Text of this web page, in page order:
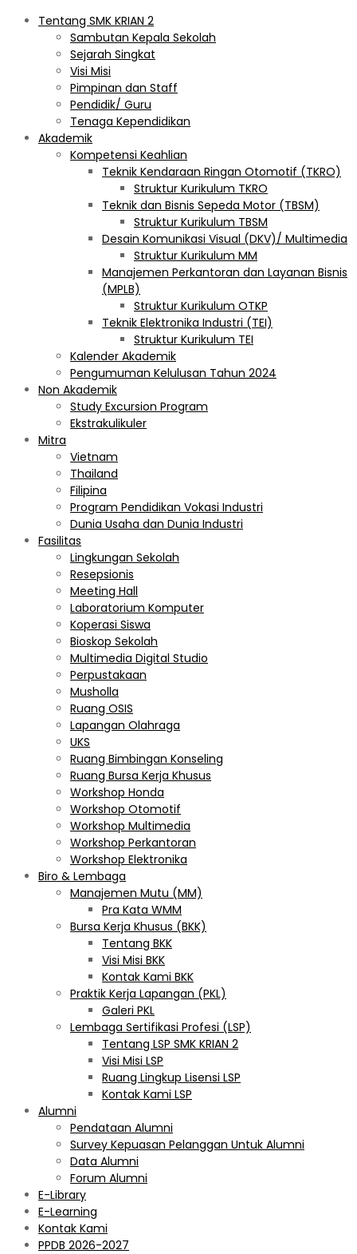
Tentang SMK KRIAN 2
Sambutan Kepala Sekolah
Sejarah Singkat
Visi Misi
Pimpinan dan Staff
Pendidik/ Guru
Tenaga Kependidikan
Akademik
Kompetensi Keahlian
Teknik Kendaraan Ringan Otomotif (TKRO)
Struktur Kurikulum TKRO
Teknik dan Bisnis Sepeda Motor (TBSM)
Struktur Kurikulum TBSM
Desain Komunikasi Visual (DKV)/ Multimedia
Struktur Kurikulum MM
Manajemen Perkantoran dan Layanan Bisnis
(MPLB)
Struktur Kurikulum OTKP
Teknik Elektronika Industri (TEI)
Struktur Kurikulum TEI
Kalender Akademik
Pengumuman Kelulusan Tahun 2024
Non Akademik
Study Excursion Program
Ekstrakulikuler
Mitra
Vietnam
Thailand
Filipina
Program Pendidikan Vokasi Industri
Dunia Usaha dan Dunia Industri
Fasilitas
Lingkungan Sekolah
Resepsionis
Meeting Hall
Laboratorium Komputer
Koperasi Siswa
Bioskop Sekolah
Multimedia Digital Studio
Perpustakaan
Musholla
Ruang OSIS
Lapangan Olahraga
UKS
Ruang Bimbingan Konseling
Ruang Bursa Kerja Khusus
Workshop Honda
Workshop Otomotif
Workshop Multimedia
Workshop Perkantoran
Workshop Elektronika
Biro & Lembaga
Manajemen Mutu (MM)
Pra Kata WMM
Bursa Kerja Khusus (BKK)
Tentang BKK
Visi Misi BKK
Kontak Kami BKK
Praktik Kerja Lapangan (PKL)
Galeri PKL
Lembaga Sertifikasi Profesi (LSP)
Tentang LSP SMK KRIAN 2
Visi Misi LSP
Ruang Lingkup Lisensi LSP
Kontak Kami LSP
Alumni
Pendataan Alumni
Survey Kepuasan Pelanggan Untuk Alumni
Data Alumni
Forum Alumni
E-Library
E-Learning
Kontak Kami
PPDB 2026-2027